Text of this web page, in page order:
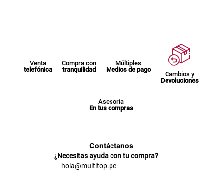
Venta
telefónica
Compra con
tranquilidad
Múltiples
Medios de pago
Cambios y
Devoluciones
Asesoría
En tus compras
Contáctanos
¿Necesitas ayuda con tu compra?
hola@multitop.pe